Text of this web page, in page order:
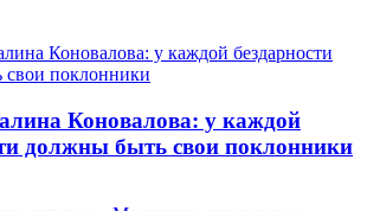
Коновалова: у каждой
должны быть свои поклонники